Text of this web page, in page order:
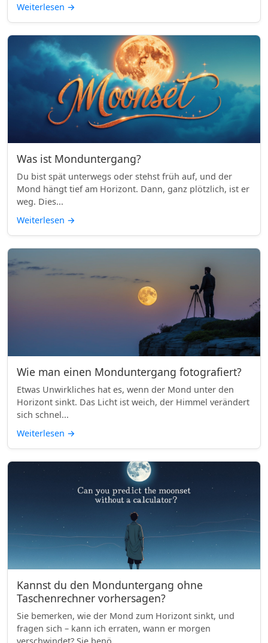
Weiterlesen →
Was ist Monduntergang?
Du bist spät unterwegs oder stehst früh auf, und der
Mond hängt tief am Horizont. Dann, ganz plötzlich, ist er
weg. Dies...
Weiterlesen →
Wie man einen Monduntergang fotografiert?
Etwas Unwirkliches hat es, wenn der Mond unter den
Horizont sinkt. Das Licht ist weich, der Himmel verändert
sich schnel...
Weiterlesen →
Kannst du den Monduntergang ohne
Taschenrechner vorhersagen?
Sie bemerken, wie der Mond zum Horizont sinkt, und
fragen sich – kann ich erraten, wann er morgen